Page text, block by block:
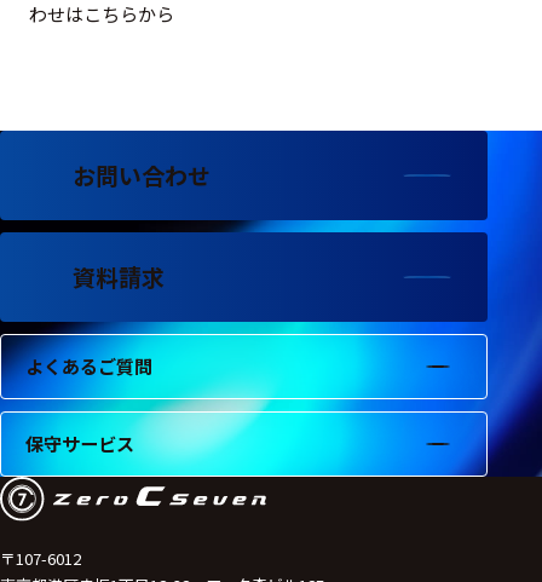
わせはこちらから
お問い合わせ
資料請求
よくあるご質問
保守サービス
〒107-6012